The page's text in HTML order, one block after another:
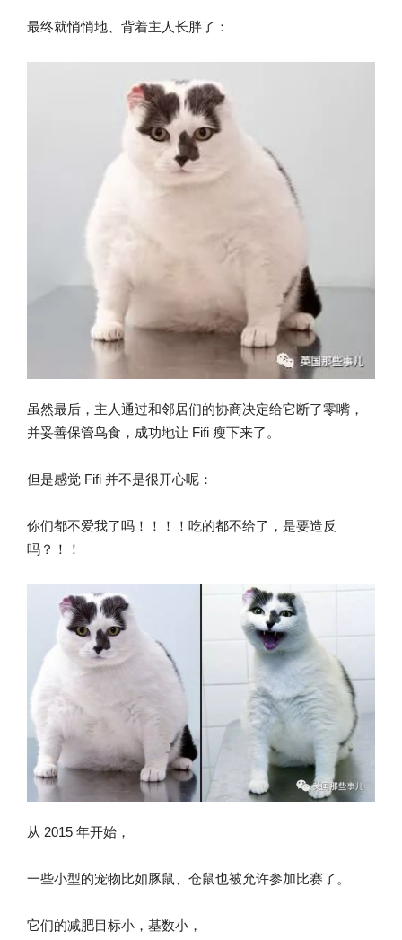
最终就悄悄地、背着主人长胖了：
虽然最后，主人通过和邻居们的协商决定给它断了零嘴，
并妥善保管鸟食，成功地让 Fifi 瘦下来了。
但是感觉 Fifi 并不是很开心呢：
你们都不爱我了吗！！！！吃的都不给了，是要造反
吗？！！
从 2015 年开始，
一些小型的宠物比如豚鼠、仓鼠也被允许参加比赛了。
它们的减肥目标小，基数小，